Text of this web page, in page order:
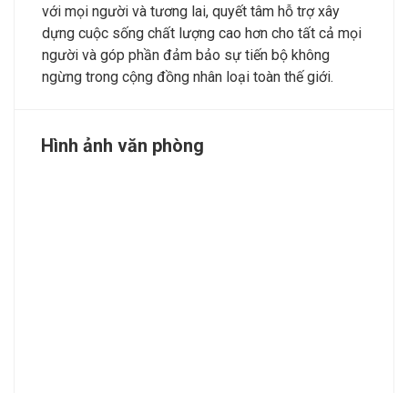
với mọi người và tương lai, quyết tâm hỗ trợ xây
dựng cuộc sống chất lượng cao hơn cho tất cả mọi
người và góp phần đảm bảo sự tiến bộ không
ngừng trong cộng đồng nhân loại toàn thế giới.
Hình ảnh văn phòng